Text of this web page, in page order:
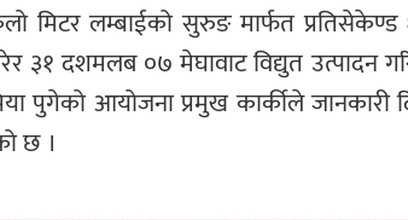
मिटर लम्बाईको सुरुङ मार्फत
३१ दशमलब ०७ मेघावाट विद्युत
पुगेको आयोजना प्रमुख कार्कीले
छ ।